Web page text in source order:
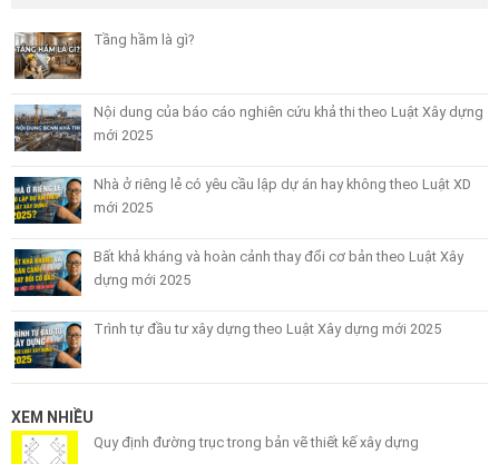
Tầng hầm là gì?
Nội dung của báo cáo nghiên cứu khả thi theo Luật Xây dựng
mới 2025
Nhà ở riêng lẻ có yêu cầu lập dự án hay không theo Luật XD
mới 2025
Bất khả kháng và hoàn cảnh thay đổi cơ bản theo Luật Xây
dựng mới 2025
Trình tự đầu tư xây dựng theo Luật Xây dựng mới 2025
XEM NHIỀU
Quy định đường trục trong bản vẽ thiết kế xây dựng